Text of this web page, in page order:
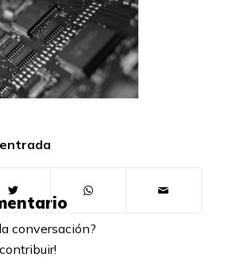
conversación?